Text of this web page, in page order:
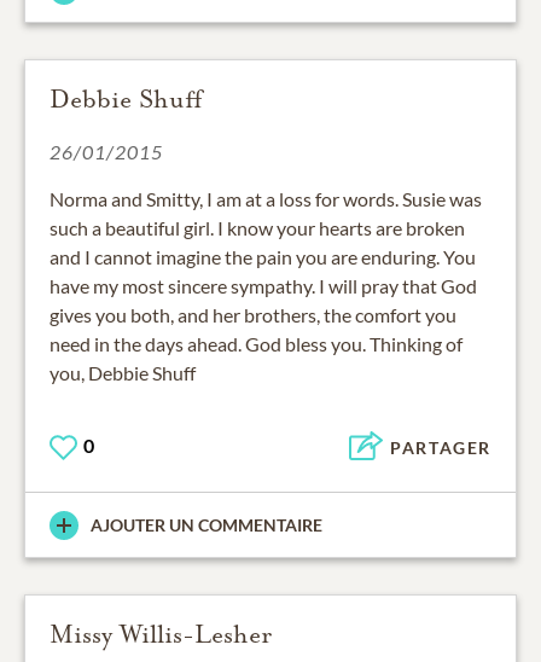
Debbie Shuff
26/01/2015
Norma and Smitty, I am at a loss for words. Susie was
such a beautiful girl. I know your hearts are broken
and I cannot imagine the pain you are enduring. You
have my most sincere sympathy. I will pray that God
gives you both, and her brothers, the comfort you
need in the days ahead. God bless you. Thinking of
you, Debbie Shuff
0 PARTAGER
AJOUTER UN COMMENTAIRE
Missy Willis-Lesher